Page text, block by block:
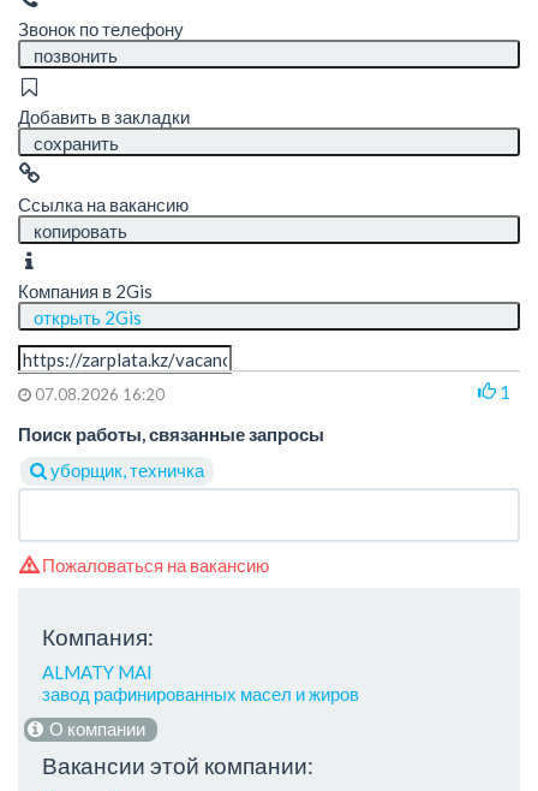
Звонок по телефону
позвонить
Добавить в закладки
сохранить
Ссылка на вакансию
копировать
Компания в 2Gis
открыть 2Gis
07.08.2026 16:20
1
Поиск работы, связанные запросы
уборщик, техничка
Пожаловаться на вакансию
Компания:
ALMATY MAI
завод рафинированных масел и жиров
О компании
Вакансии этой компании: